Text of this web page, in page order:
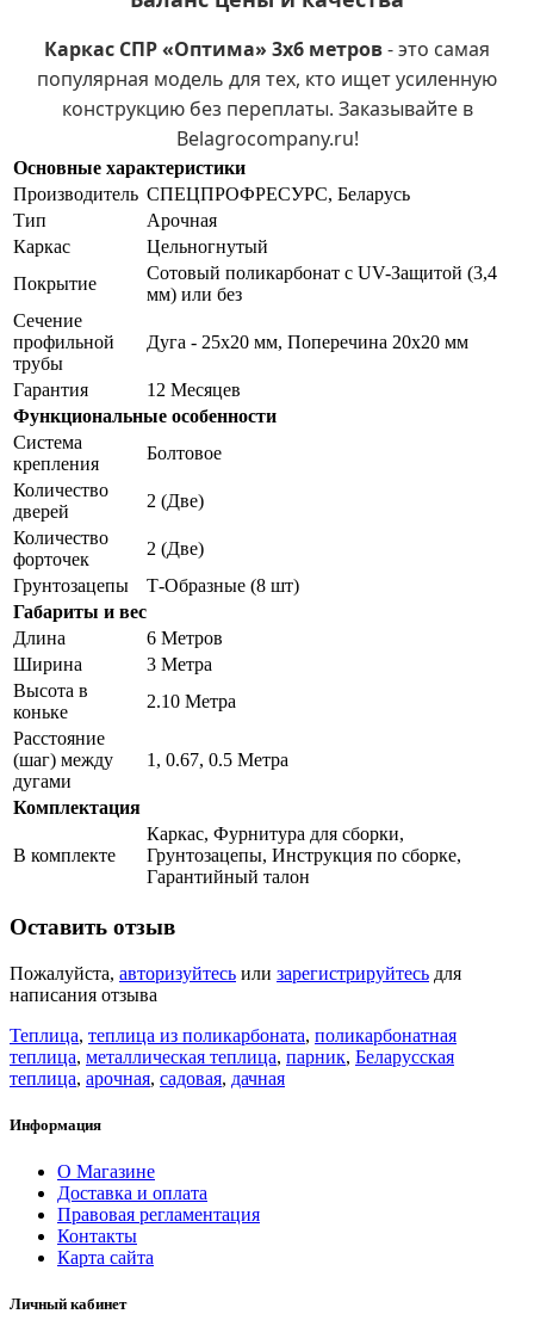
Каркас СПР «Оптима» 3х6 метров- это самая
популярная модель для тех, кто ищет усиленную
конструкцию без переплаты. Заказывайте в
Belagrocompany.ru!
Основные характеристики
Производитель СПЕЦПРОФРЕСУРС, Беларусь
Тип
Арочная
Каркас
Цельногнутый
Покрытие
Сотовый поликарбонат с UV-Защитой (3,4
мм) или без
Сечение
профильной
трубы
Дуга - 25х20 мм, Поперечина 20х20 мм
Гарантия
12 Месяцев
Функциональные особенности
Система
крепления
Болтовое
Количество
дверей
2 (Две)
Количество
форточек
2 (Две)
Грунтозацепы
Т-Образные (8 шт)
Габариты и вес
Длина
6 Метров
Ширина
3 Метра
Высота в
коньке
2.10 Метра
Расстояние
(шаг) между
дугами
1, 0.67, 0.5 Метра
Комплектация
В комплекте
Каркас, Фурнитура для сборки,
Грунтозацепы, Инструкция по сборке,
Гарантийный талон
Оставить отзыв
Пожалуйста, авторизуйтесь или зарегистрируйтесь для
написания отзыва
Теплица, теплица из поликарбоната, поликарбонатная
теплица, металлическая теплица, парник, Беларусская
теплица, арочная, садовая, дачная
Информация
О Магазине
Доставка и оплата
Правовая регламентация
Контакты
Карта сайта
Личный кабинет